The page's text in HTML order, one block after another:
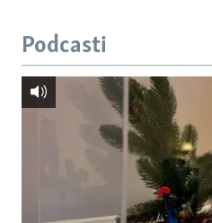
Podcasti